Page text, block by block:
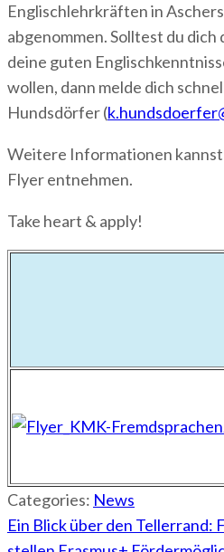
Englischlehrkräften in
abgenommen. Solltest du
deine guten
wollen, dann melde dich
Hundsdörfer (
Weitere Informationen kannst
Flyer entnehmen.
Take heart & apply!
Categories: News
Beitragsnavigation
Ein Blick über den Tellerrand: